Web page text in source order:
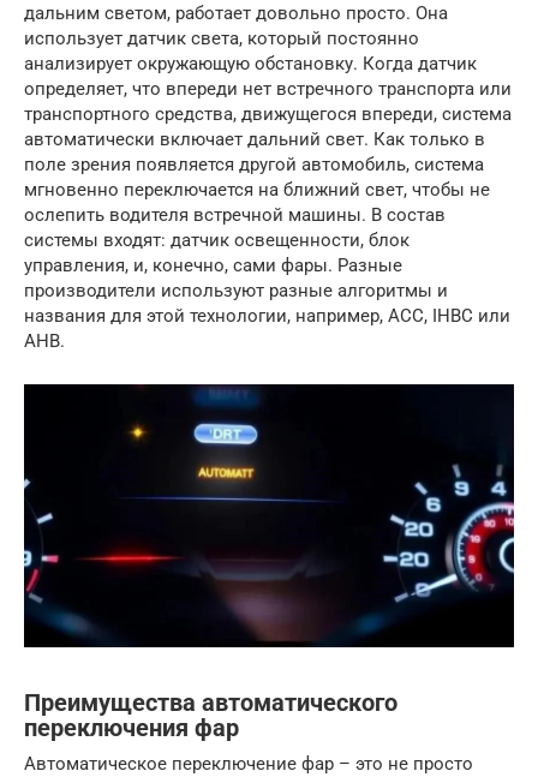
дальним светом, работает довольно просто. Она
использует датчик света, который постоянно
анализирует окружающую обстановку. Когда датчик
определяет, что впереди нет встречного транспорта или
транспортного средства, движущегося впереди, система
автоматически включает дальний свет. Как только в
поле зрения появляется другой автомобиль, система
мгновенно переключается на ближний свет, чтобы не
ослепить водителя встречной машины. В состав
системы входят: датчик освещенности, блок
управления, и, конечно, сами фары. Разные
производители используют разные алгоритмы и
названия для этой технологии, например, ACC, IHBC или
AHB.
Преимущества автоматического
переключения фар
Автоматическое переключение фар – это не просто